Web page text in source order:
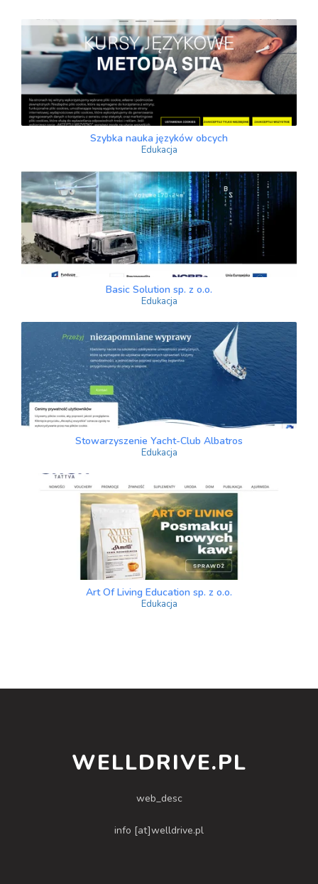
Szybka nauka języków obcych
Edukacja
Basic Solution sp. z o.o.
Edukacja
Stowarzyszenie Yacht-Club Albatros
Edukacja
Art Of Living Education sp. z o.o.
Edukacja
WELLDRIVE.PL
web_desc
info [at]welldrive.pl